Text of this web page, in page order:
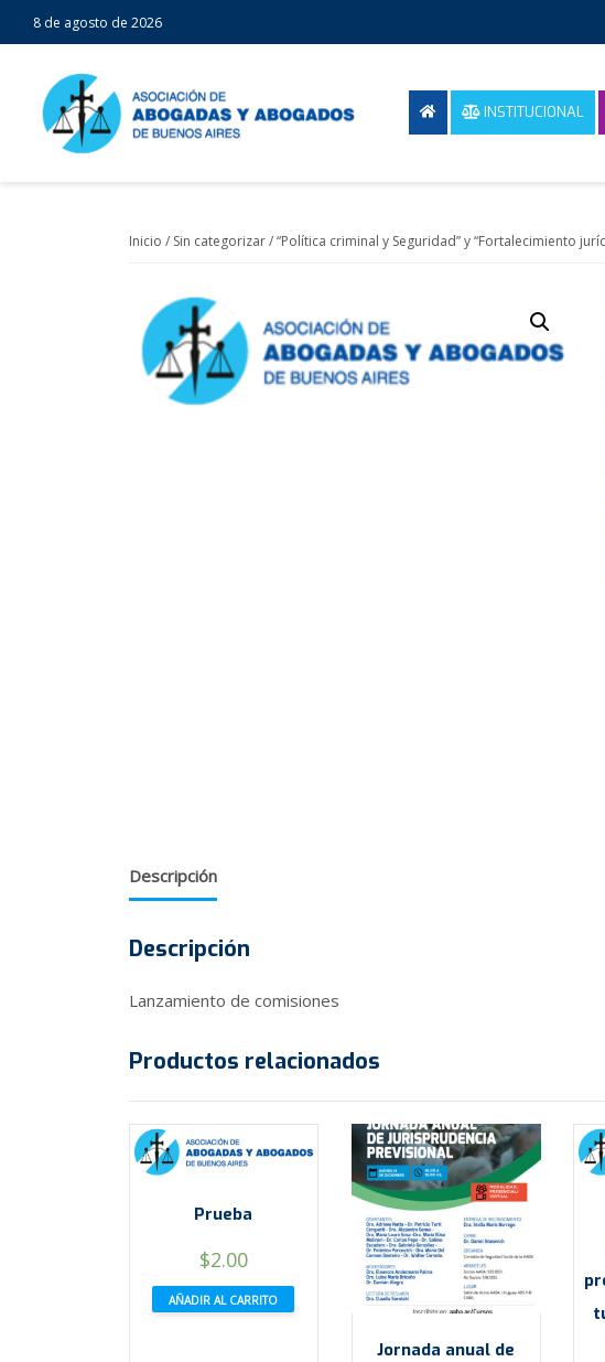
8 de agosto de 2026
INSTITUCIONAL
Inicio / Sin categorizar/ “Política criminal y Seguridad” y “Fortalecimiento
Descripción
Descripción
Lanzamiento de comisiones
Productos relacionados
Prueba
$2.00
AÑADIR AL CARRITO
Jornada anual de